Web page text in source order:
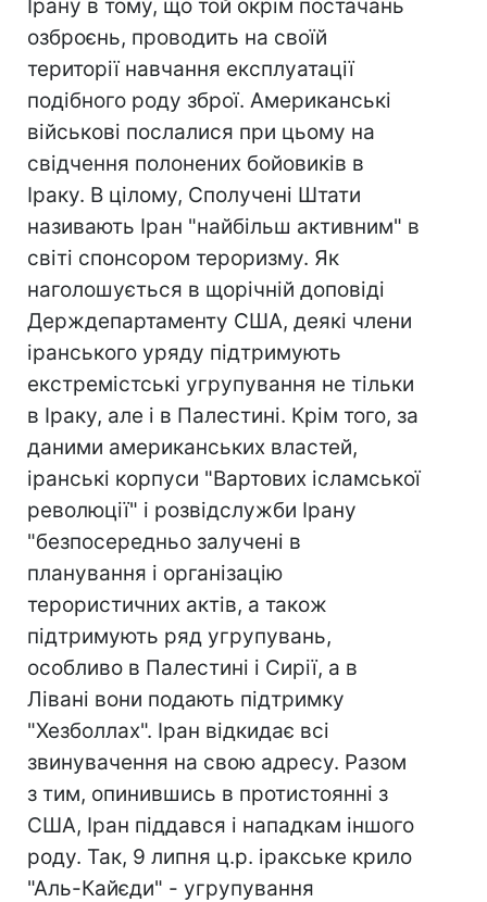
Ірану в тому, що той окрім постачань
озброєнь, проводить на своїй
території навчання експлуатації
подібного роду зброї. Американські
військові послалися при цьому на
свідчення полонених бойовиків в
Іраку. В цілому, Сполучені Штати
називають Іран "найбільш активним" в
світі спонсором тероризму. Як
наголошується в щорічній доповіді
Держдепартаменту США, деякі члени
іранського уряду підтримують
екстремістські угрупування не тільки
в Іраку, але і в Палестині. Крім того, за
даними американських властей,
іранські корпуси "Вартових ісламської
революції" і розвідслужби Ірану
"безпосередньо залучені в
планування і організацію
терористичних актів, а також
підтримують ряд угрупувань,
особливо в Палестині і Сирії, а в
Лівані вони подають підтримку
"Хезболлах". Іран відкидає всі
звинувачення на свою адресу. Разом
з тим, опинившись в протистоянні з
США, Іран піддався і нападкам іншого
роду. Так, 9 липня ц.р. іракське крило
"Аль-Кайєди" - угрупування